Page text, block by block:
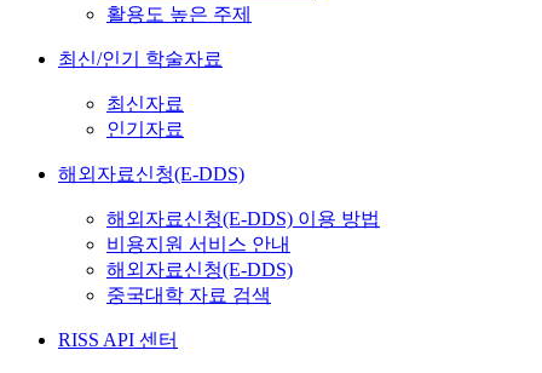
활용도 높은 주제
최신/인기 학술자료
최신자료
인기자료
해외자료신청(E-DDS)
해외자료신청(E-DDS) 이용 방법
비용지원 서비스 안내
해외자료신청(E-DDS)
중국대학 자료 검색
RISS API 센터